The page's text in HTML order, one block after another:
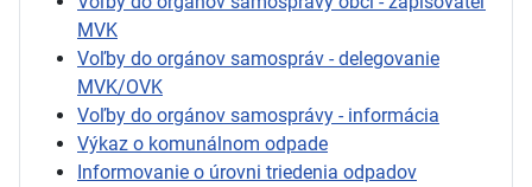
MVK
Voľby do orgánov samospráv - delegovanie
MVK/OVK
Voľby do orgánov samosprávy - informácia
Výkaz o komunálnom odpade
Informovanie o úrovni triedenia odpadov